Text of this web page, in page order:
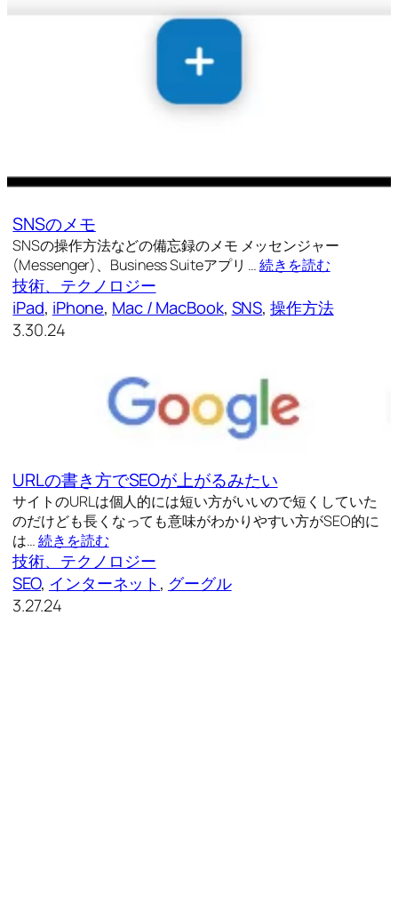
SNSのメモ
SNSの操作方法などの備忘録のメモ メッセンジャー
(Messenger)、Business Suiteアプリ …続きを読む
技術、テクノロジー
iPad, iPhone, Mac / MacBook, SNS, 操作方法
3.30.24
URLの書き方でSEOが上がるみたい
サイトのURLは個人的には短い方がいいので短くしていた
のだけども長くなっても意味がわかりやすい方がSEO的に
は…続きを読む
技術、テクノロジー
SEO, インターネット, グーグル
3.27.24